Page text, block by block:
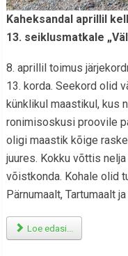
Kaheksandal aprillil
13. seiklusmatkale
8. aprillil toimus
13. korda. Seekord olid
künklikul maastikul, kus
ronimisoskusi proovile
oligi maastik kõige
juures. Kokku võttis
võistkonda. Kohale olid
Pärnumaalt, Tartumaalt
Loe edasi...